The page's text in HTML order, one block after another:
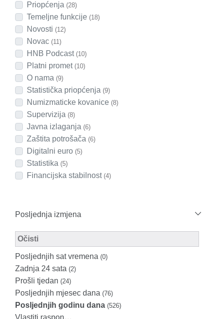
Priopćenja (28)
Temeljne funkcije (18)
Novosti (12)
Novac (11)
HNB Podcast (10)
Platni promet (10)
O nama (9)
Statistička priopćenja (9)
Numizmaticke kovanice (8)
Supervizija (8)
Javna izlaganja (6)
Zaštita potrošača (6)
Digitalni euro (5)
Statistika (5)
Financijska stabilnost (4)
Posljednja izmjena
OčistiModified Facet Filter
Posljednjih sat vremena (0)
Zadnja 24 sata (2)
Prošli tjedan (24)
Posljednjih mjesec dana (76)
Posljednjih godinu dana (526)
Vlastiti raspon…